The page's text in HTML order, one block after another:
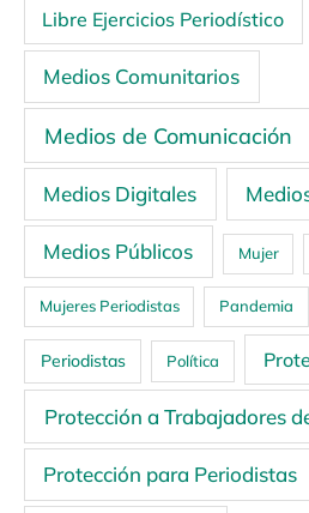
Libre Ejercicios Periodístico
Medios Comunitarios
Medios de Comunicación
Medios Digitales
Medios Públicos Mujer
Mujeres Periodistas Pandemia
Periodistas Política
Protección a Trabajadores
Protección para Periodistas